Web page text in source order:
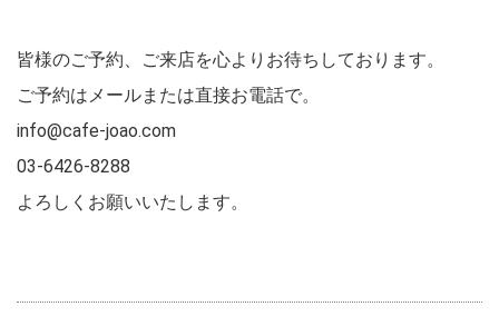
皆様のご予約、ご来店を心よりお待ちしております。
ご予約はメールまたは直接お電話で。
info@cafe-joao.com
03-6426-8288
よろしくお願いいたします。